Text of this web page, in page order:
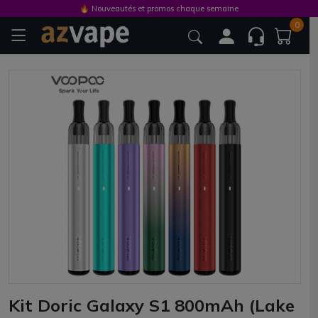
0
Kit Doric Galaxy S1 800mAh (Lake
🔥 Nouveautés et promos chaque semaine